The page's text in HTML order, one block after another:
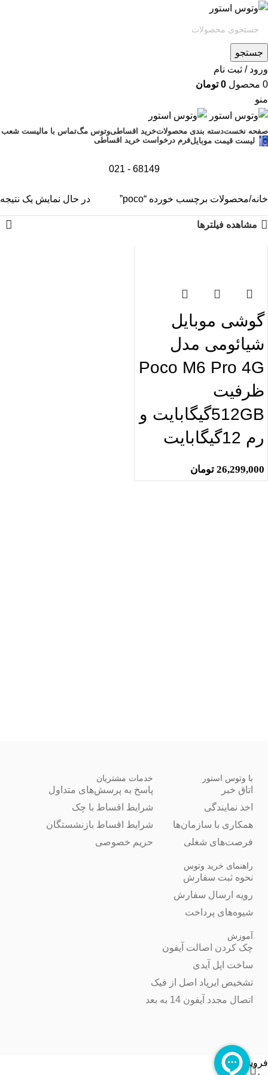
جستجو
ورود / ثبت نام
0 محصول 0 تومان
منو
صفحه نخستدسته بندی محصولاتخرید اقساطیوتوس مگتماس با مالیست شعب
لیست قیمت موبایلفرم درخواست خرید اقساطی
68149 - 021
خانه محصولات برچسب خورده “poco” در حال نمایش یک نتیجه
مشاهده فیلترها
گوشی موبایل
شیائومی مدل
Poco M6 Pro 4G
ظرفیت
512GBگیگابایت و
رم 12گیگابایت
26,299,000 تومان
با وتوس استور
اتاق خبر
اخذ نمایندگی
همکاری با سازمان‌ها
فرصت‌های شغلی
خدمات مشتریان
پاسخ به پرسش‌های متداول
شرایط اقساط با چک
شرایط اقساط بازنشستگان
حریم خصوصی
راهنمای خرید وتوس
نحوه ثبت سفارش
رویه ارسال سفارش
شیوه‌های پرداخت
آموزش
چک کردن اصالت آیفون
ساخت اپل آیدی
تشخیص ایرپاد اصل از فیک
اتصال مجدد آیفون 14 به بعد
فروشگاه